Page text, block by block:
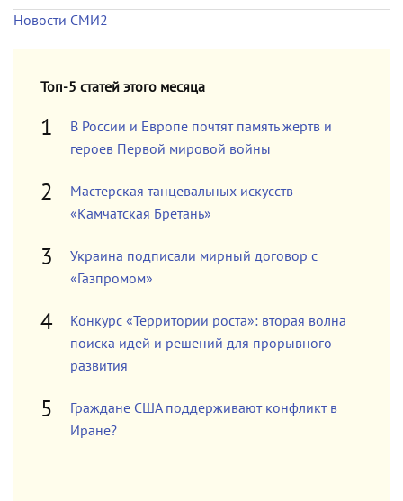
Новости СМИ2
Топ-5 статей этого месяца
В России и Европе почтят память жертв и
героев Первой мировой войны
Мастерская танцевальных искусств
«Камчатская Бретань»
Украина подписали мирный договор с
«Газпромом»
Конкурс «Территории роста»: вторая волна
поиска идей и решений для прорывного
развития
Граждане США поддерживают конфликт в
Иране?